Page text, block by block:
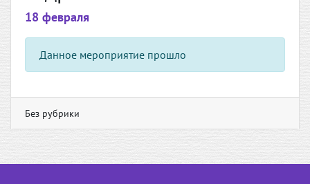
18 февраля
Данное мероприятие прошло
Без рубрики